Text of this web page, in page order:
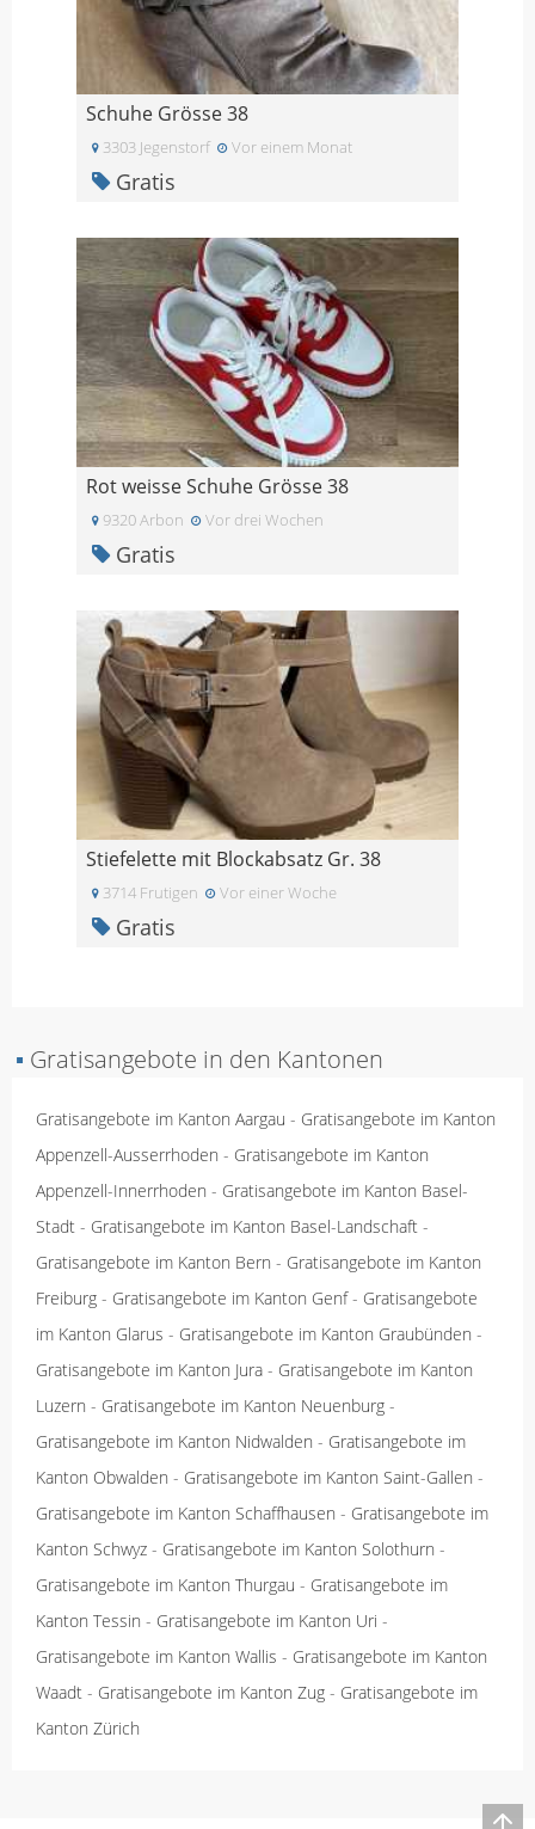
Schuhe Grösse 38
3303 Jegenstorf Vor einem Monat
Gratis
Rot weisse Schuhe Grösse 38
9320 Arbon Vor drei Wochen
Gratis
Stiefelette mit Blockabsatz Gr. 38
3714 Frutigen Vor einer Woche
Gratis
▪ Gratisangebote in den Kantonen
Gratisangebote im Kanton Aargau - Gratisangebote im Kanton
Appenzell-Ausserrhoden - Gratisangebote im Kanton
Appenzell-Innerrhoden - Gratisangebote im Kanton Basel-
Stadt - Gratisangebote im Kanton Basel-Landschaft -
Gratisangebote im Kanton Bern - Gratisangebote im Kanton
Freiburg - Gratisangebote im Kanton Genf- Gratisangebote
im Kanton Glarus - Gratisangebote im Kanton Graubünden -
Gratisangebote im Kanton Jura - Gratisangebote im Kanton
Luzern - Gratisangebote im Kanton Neuenburg -
Gratisangebote im Kanton Nidwalden - Gratisangebote im
Kanton Obwalden - Gratisangebote im Kanton Saint-Gallen -
Gratisangebote im Kanton Schaffhausen - Gratisangebote im
Kanton Schwyz - Gratisangebote im Kanton Solothurn -
Gratisangebote im Kanton Thurgau - Gratisangebote im
Kanton Tessin - Gratisangebote im Kanton Uri -
Gratisangebote im Kanton Wallis - Gratisangebote im Kanton
Waadt - Gratisangebote im Kanton Zug - Gratisangebote im
Kanton Zürich